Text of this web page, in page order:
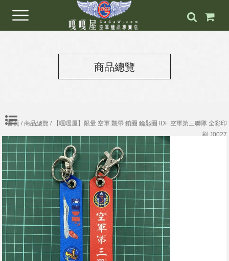
商品總覽
首頁/商品總覽 / 【嘎嘎屋】限量 空軍 飄帶 鎖圈 鑰匙圈 IDF 空軍第三聯隊 全彩印
刷 J0027